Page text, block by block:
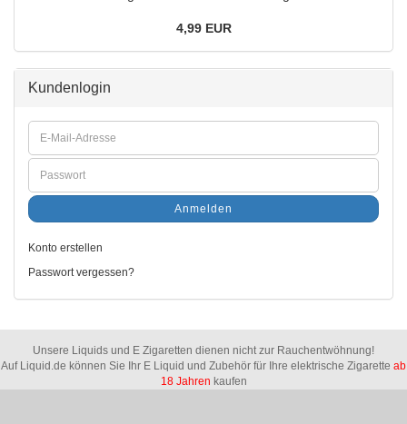
4,99 EUR
Kundenlogin
Anmelden
Konto erstellen
Passwort vergessen?
Unsere Liquids und E Zigaretten dienen nicht zur Rauchentwöhnung!
Auf Liquid.de können Sie Ihr E Liquid und Zubehör für Ihre elektrische Zigarette ab
18 Jahren kaufen